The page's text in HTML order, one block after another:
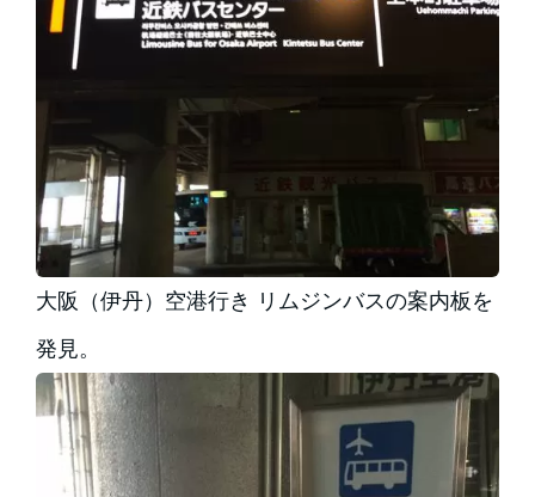
大阪（伊丹）空港行き リムジンバスの案内板を
発見。